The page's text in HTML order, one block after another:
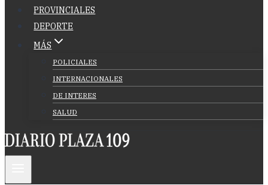
PROVINCIALES
DEPORTE
MÁS
POLICIALES
INTERNACIONALES
DE INTERES
SALUD